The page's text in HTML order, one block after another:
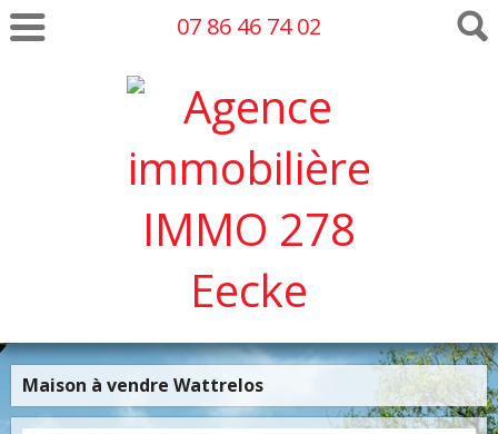
07 86 46 74 02
Maison à vendre Wattrelos